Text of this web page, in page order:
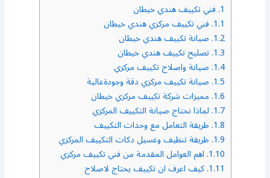
1. فني تكييف هندي خيطان
1.1. فني تكييف مركزي هندي خيطان
1.2. صيانة تكييف هندي خيطان
1.3. تصليح تكييف هندي خيطان
1.4. صيانة واصلاح تكييف مركزي
1.5. صيانة تكييف مركزي دقة وجودةعالية
1.6. مميزات شركة تكييف مركزي خيطان
1.7. لماذا نحتاج صيانة التكييف المركزي
1.8. طريقة التعامل مع وحدات التكييف
1.9. طريقة تنظيف وغسيل دكات التكييف المركزي
1.10. اهم العوامل المقدمة من فني تكييف مركزي
1.11. كيف اعرف ان تكييف يحتاج لاصلاح